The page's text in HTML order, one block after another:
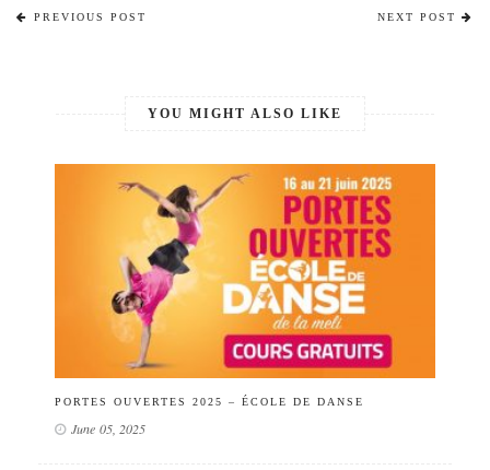
PREVIOUS POST NEXT POST
YOU MIGHT ALSO LIKE
PORTES OUVERTES 2025 – ÉCOLE DE DANSE
June 05, 2025